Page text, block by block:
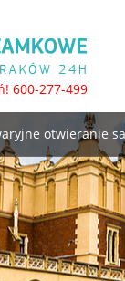
600-277-499
otwieranie